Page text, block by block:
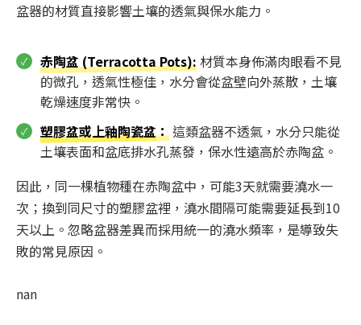
盆器的材質直接影響土壤的透氣與保水能力。
赤陶盆 (Terracotta Pots):材質本身佈滿肉眼看不見
的微孔，透氣性極佳，水分會從盆壁向外蒸散，土壤
乾燥速度非常快。
塑膠盆或上釉陶瓷盆： 這類盆器不透氣，水分只能從
土壤表面和盆底排水孔蒸發，保水性遠高於赤陶盆。
因此，同一棵植物種在赤陶盆中，可能3天就需要澆水一
次；換到同尺寸的塑膠盆裡，澆水間隔可能需要延長到10
天以上。忽略盆器差異而採用統一的澆水頻率，是導致失
敗的常見原因。
nan